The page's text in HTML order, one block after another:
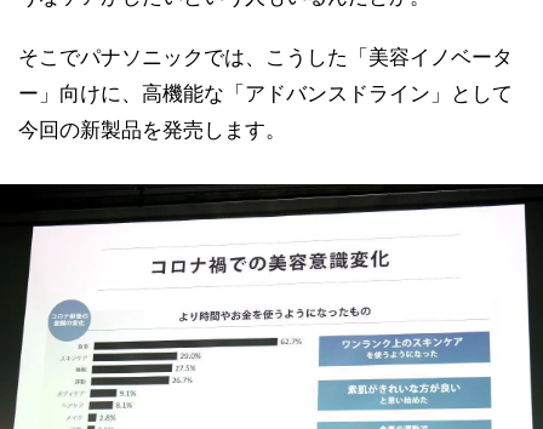
そこでパナソニックでは、こうした「美容イノベータ
ー」向けに、高機能な「アドバンスドライン」として
今回の新製品を発売します。